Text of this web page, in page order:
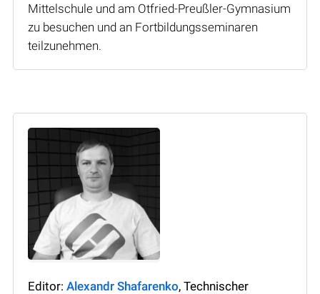
Mittelschule und am Otfried-Preußler-Gymnasium
zu besuchen und an Fortbildungsseminaren
teilzunehmen.
Editor: Alexandr Shafarenko, Technischer